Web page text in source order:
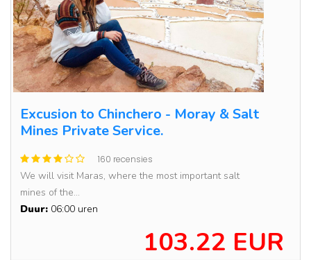
Excusion to Chinchero - Moray & Salt
Mines Private Service.
160 recensies
We will visit Maras, where the most important salt
mines of the...
Duur: 06:00 uren
103.22 EUR